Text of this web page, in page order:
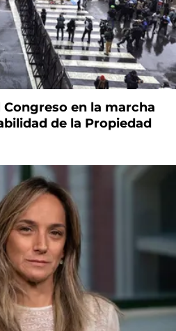
en la marcha
de la Propiedad